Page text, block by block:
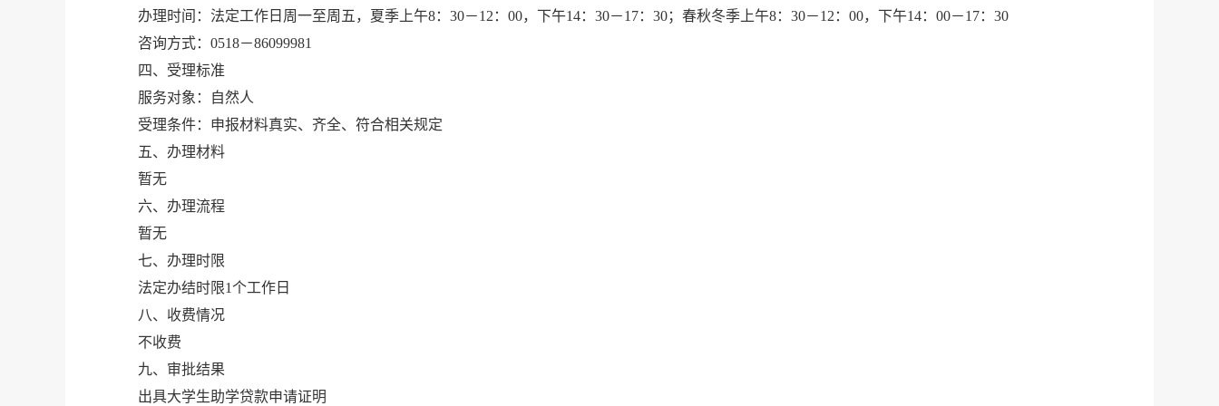
办理时间：法定工作日周一至周五，夏季上午8：30－12：00，下午14：30－17：30；春秋冬季上午8：30－12：00，下午14：00－17：30
咨询方式：0518－86099981
四、受理标准
服务对象：自然人
受理条件：申报材料真实、齐全、符合相关规定
五、办理材料
暂无
六、办理流程
暂无
七、办理时限
法定办结时限1个工作日
八、收费情况
不收费
九、审批结果
出具大学生助学贷款申请证明